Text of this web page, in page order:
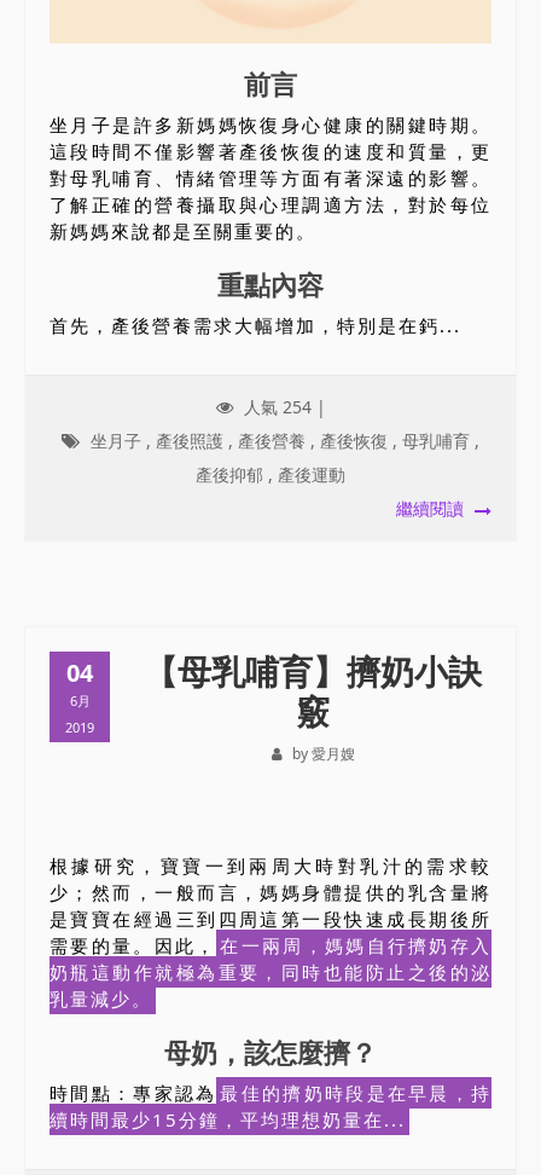
前言
坐月子是許多新媽媽恢復身心健康的關鍵時期。
這段時間不僅影響著產後恢復的速度和質量，更
對母乳哺育、情緒管理等方面有著深遠的影響。
了解正確的營養攝取與心理調適方法，對於每位
新媽媽來說都是至關重要的。
重點內容
首先，產後營養需求大幅增加，特別是在鈣...
人氣 254 |
坐月子 , 產後照護 , 產後營養 , 產後恢復 , 母乳哺育 ,
產後抑郁 , 產後運動
繼續閱讀
04
6月
2019
【母乳哺育】擠奶小訣
竅
by 愛月嫂
根據研究，寶寶一到兩周大時對乳汁的需求較
少；然而，一般而言，媽媽身體提供的乳含量將
是寶寶在經過三到四周這第一段快速成長期後所
需要的量。因此， 在一兩周，媽媽自行擠奶存入
奶瓶這動作就極為重要，同時也能防止之後的泌
乳量減少。
母奶，該怎麼擠？
時間點：專家認為 最佳的擠奶時段是在早晨，持
續時間最少15分鐘，平均理想奶量在...